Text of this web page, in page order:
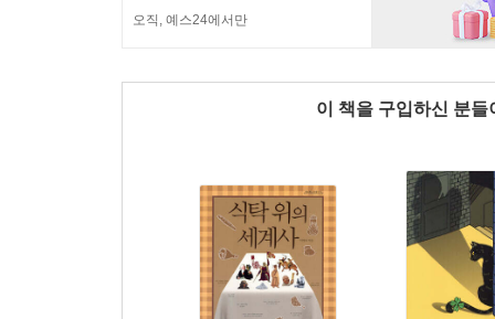
오직, 예스24에서만
이 책을 구입하신 분